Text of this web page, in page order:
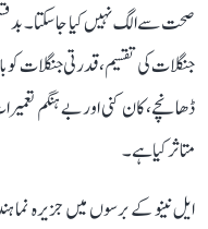
صحت سے الگ نہیں کیا جا سکتا۔
جنگلات کی تقسیم، قدرتی جنگلات کو
ڈھانچے، کان کنی اور بے ہنگم
متاثر کیا ہے۔
ایل نینو کے برسوں میں جزیرہ نما